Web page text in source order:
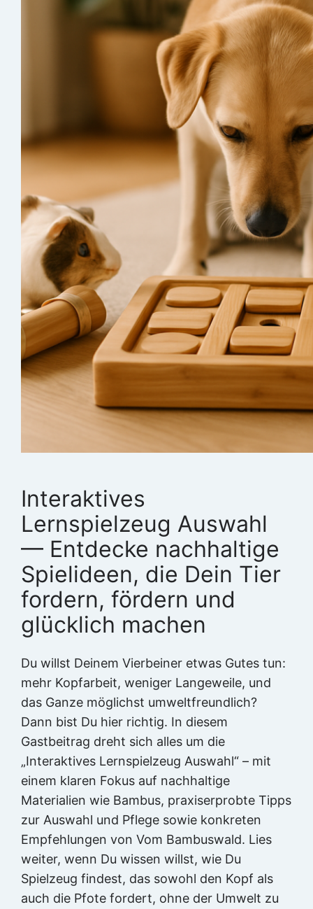
Interaktives
Lernspielzeug Auswahl
— Entdecke nachhaltige
Spielideen, die Dein Tier
fordern, fördern und
glücklich machen
Du willst Deinem Vierbeiner etwas Gutes tun:
mehr Kopfarbeit, weniger Langeweile, und
das Ganze möglichst umweltfreundlich?
Dann bist Du hier richtig. In diesem
Gastbeitrag dreht sich alles um die
„Interaktives Lernspielzeug Auswahl“ – mit
einem klaren Fokus auf nachhaltige
Materialien wie Bambus, praxiserprobte Tipps
zur Auswahl und Pflege sowie konkreten
Empfehlungen von Vom Bambuswald. Lies
weiter, wenn Du wissen willst, wie Du
Spielzeug findest, das sowohl den Kopf als
auch die Pfote fordert, ohne der Umwelt zu